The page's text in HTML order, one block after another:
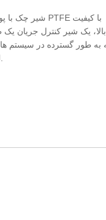
بالا، یک شیر کنترل جریان
لوله رسانه های خورنده استفاده می شود، عرضه می کند.